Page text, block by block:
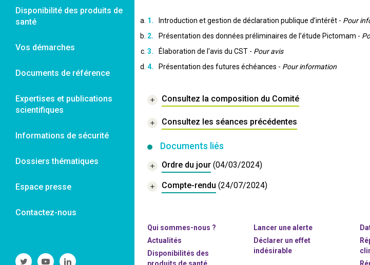
Disponibilité des produits de
santé
Vos démarches
Documents de référence
Expertises et publications
scientifiques
Informations de sécurité
Dossiers thématiques
Espace presse
Contactez-nous
SuivreSuivreSuivre
Introduction et gestion de déclaration publique d’intérêt - Pour
Présentation des données préliminaires de l’étude Pictomam -
Élaboration de l'avis du CST - Pour avis
Présentation des futures échéances - Pour information
Consultez la composition du Comité
Consultez les séances précédentes
Documents liés
Ordre du jour (04/03/2024)
Compte-rendu (24/07/2024)
Qui sommes-nous ?
Actualités
Disponibilités des
Lancer une alerte
Déclarer un effet
indésirable